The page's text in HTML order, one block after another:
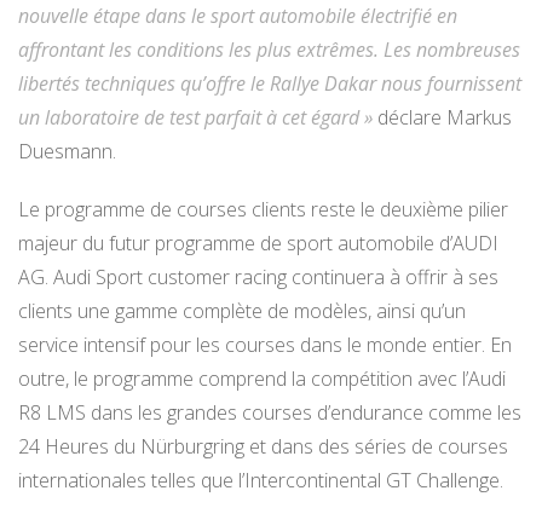
nouvelle étape dans le sport automobile électrifié en
affrontant les conditions les plus extrêmes. Les nombreuses
libertés techniques qu’offre le Rallye Dakar nous fournissent
un laboratoire de test parfait à cet égard » déclare Markus
Duesmann.
Le programme de courses clients reste le deuxième pilier
majeur du futur programme de sport automobile d’AUDI
AG. Audi Sport customer racing continuera à offrir à ses
clients une gamme complète de modèles, ainsi qu’un
service intensif pour les courses dans le monde entier. En
outre, le programme comprend la compétition avec l’Audi
R8 LMS dans les grandes courses d’endurance comme les
24 Heures du Nürburgring et dans des séries de courses
internationales telles que l’Intercontinental GT Challenge.